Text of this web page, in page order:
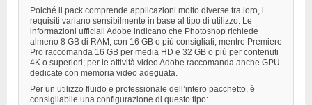
Poiché il pack comprende applicazioni molto diverse tra loro, i
requisiti variano sensibilmente in base al tipo di utilizzo. Le
informazioni ufficiali Adobe indicano che Photoshop richiede
almeno 8 GB di RAM, con 16 GB o più consigliati, mentre Premiere
Pro raccomanda 16 GB per media HD e 32 GB o più per contenuti
4K o superiori; per le attività video Adobe raccomanda anche GPU
dedicate con memoria video adeguata.
Per un utilizzo fluido e professionale dell’intero pacchetto, è
consigliabile una configurazione di questo tipo: